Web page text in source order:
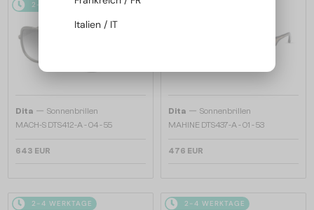
2-4 WERKTAGE
Dita — Sonnenbrillen
MACH-S DTS412-A - 04 - 55
643 EUR
Dita — Sonnenbrillen
MAHINE DTS437-A - 01 - 53
476 EUR
2-4 WERKTAGE 2-4 WERKTAGE
Italien / IT